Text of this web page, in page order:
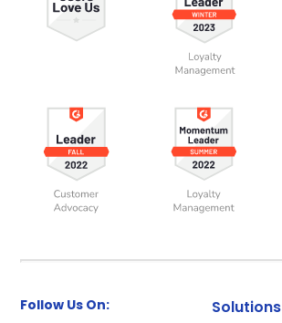
Follow Us On: Solutions